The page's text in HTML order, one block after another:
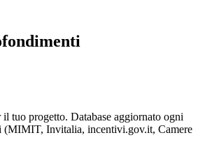
tuo progetto. Database aggiornato ogni
(MIMIT, Invitalia, incentivi.gov.it, Camere